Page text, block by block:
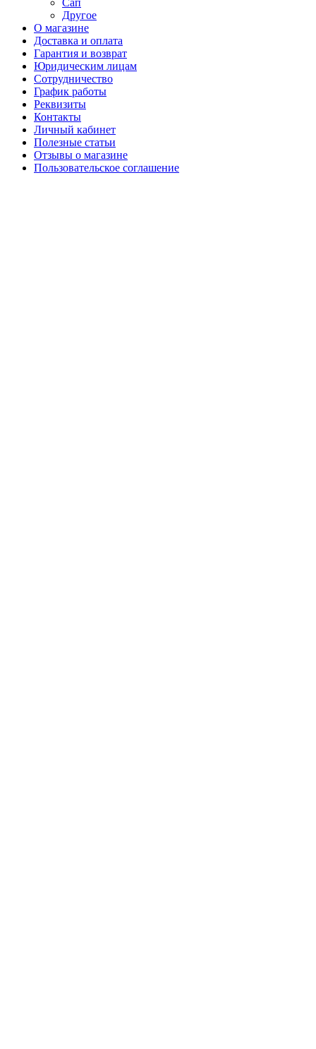
Другое
О магазине
Доставка и оплата
Гарантия и возврат
Юридическим лицам
Сотрудничество
График работы
Реквизиты
Контакты
Личный кабинет
Полезные статьи
Отзывы о магазине
Пользовательское соглашение